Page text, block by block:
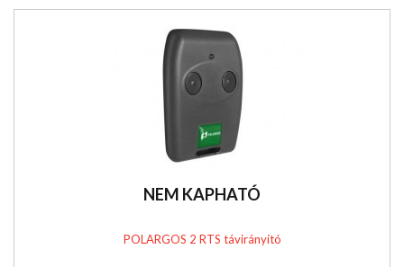
NEM KAPHATÓ
POLARGOS 2 RTS távirányító